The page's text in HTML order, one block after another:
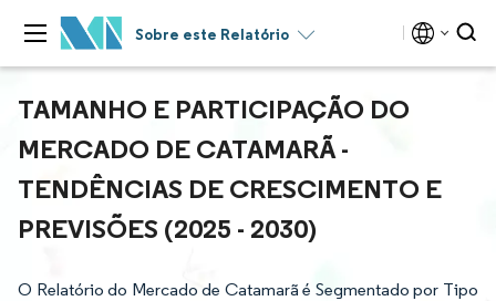
Sobre este Relatório
TAMANHO E PARTICIPAÇÃO DO
MERCADO DE CATAMARÃ -
TENDÊNCIAS DE CRESCIMENTO E
PREVISÕES (2025 - 2030)
O Relatório do Mercado de Catamarã é Segmentado por Tipo